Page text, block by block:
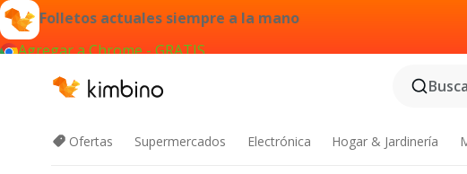
Folletos actuales siempre a la mano
Agregar a Chrome - GRATIS
Ofertas Supermercados Electrónica Hogar & Jardinería